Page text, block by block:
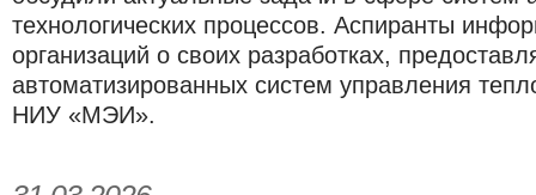
технологических процессов. Аспиранты
организаций о своих разработках,
автоматизированных систем управления
НИУ «МЭИ».​